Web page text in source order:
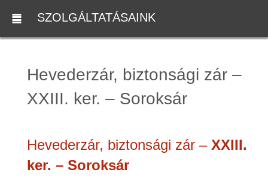
SZOLGÁLTATÁSAINK
Hevederzár, biztonsági zár –
XXIII. ker. – Soroksár
Hevederzár, biztonsági zár – XXIII.
ker. – Soroksár